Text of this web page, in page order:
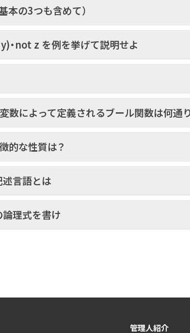
本の3つも含めて）
・not z を例を挙げて説明せよ
数によって定義されるブール関数は何通
的な性質は？
言語とは
理式を書け
管理人紹介